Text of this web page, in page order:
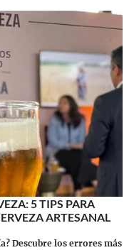
5 TIPS PARA
ARTESANAL
Descubre los errores más